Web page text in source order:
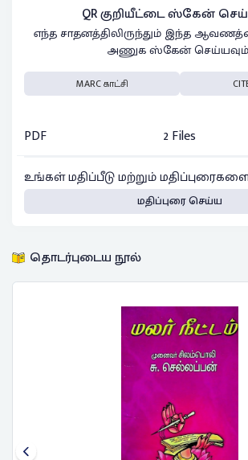
QR குறியீட்டை ஸ்கேன்
எந்த சாதனத்திலிருந்தும் இந்த
அணுக ஸ்கேன்
MARC காட்சி
PDF
2 Files
உங்கள் மதிப்பீடு மற்றும்
மதிப்புரை செய்ய
தொடர்புடைய நூல்